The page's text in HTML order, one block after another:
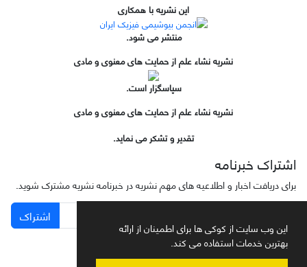
این وب سایت از کوکی ها برای اطمینان از ارائه
بهترین خدمات استفاده می کند.
این نشریه با همکاری
منتشر می شود.
نشریه نشاء علم از حمایت های معنوی و مادی
سپاسگزار است.
نشریه نشاء علم از حمایت های معنوی و مادی
تقدیر و تشکر می نماید.
اشتراک خبرنامه
برای دریافت اخبار و اطلاعیه های مهم نشریه در خبرنامه نشریه مشترک شوید.
اشتراک